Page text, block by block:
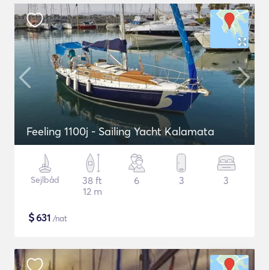
Feeling 1100j - Sailing Yacht Kalamata
Sejlbåd
38 ft
12 m
6 3 3
$631 /nat